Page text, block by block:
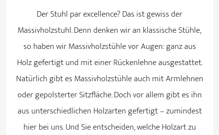
Der Stuhl par excellence? Das ist gewiss der
Massivholzstuhl. Denn denken wir an klassische Stühle,
so haben wir Massivholzstühle vor Augen: ganz aus
Holz gefertigt und mit einer Rückenlehne ausgestattet.
Natürlich gibt es Massivholzstühle auch mit Armlehnen
oder gepolsterter Sitzfläche. Doch vor allem gibt es ihn
aus unterschiedlichen Holzarten gefertigt – zumindest
hier bei uns. Und Sie entscheiden, welche Holzart zu